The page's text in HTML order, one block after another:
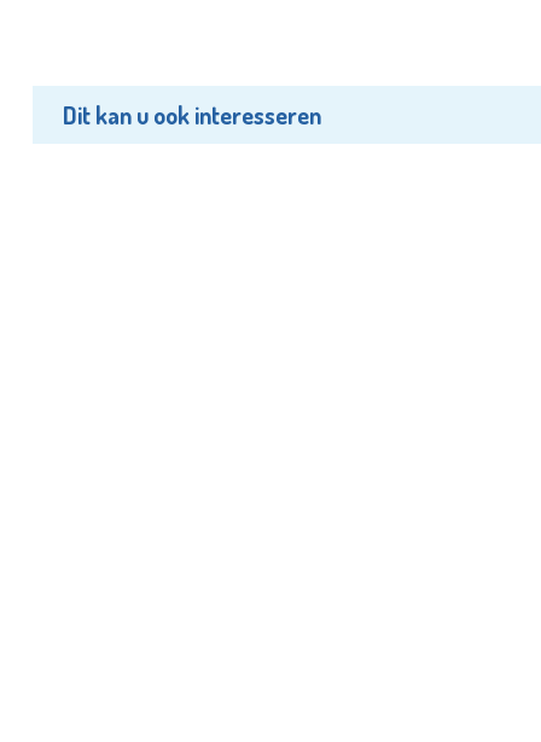
Dit kan u ook interesseren